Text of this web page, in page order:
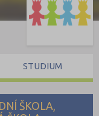
ŠKOLA,
STUDIUM